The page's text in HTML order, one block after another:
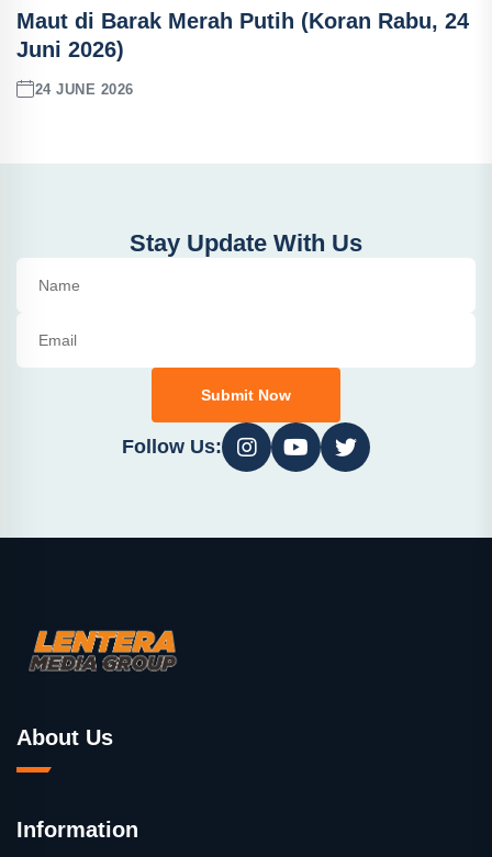
Maut di Barak Merah Putih (Koran Rabu, 24
Juni 2026)
24 JUNE 2026
Stay Update With Us
Submit Now
Follow Us:
About Us
Information